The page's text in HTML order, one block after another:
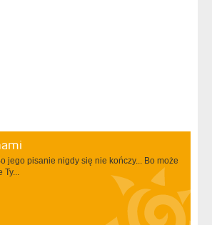
jego pisanie nigdy się nie kończy... Bo może